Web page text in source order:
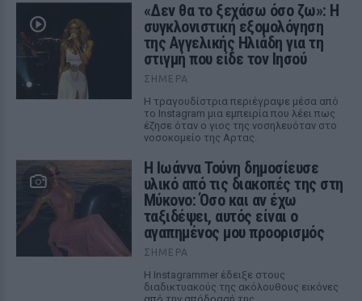
«Δεν θα το ξεχάσω όσο ζω»: Η
συγκλονιστική εξομολόγηση
της Αγγελικής Ηλιάδη για τη
στιγμή που είδε τον Ιησού
ΣΉΜΕΡΑ
Η τραγουδίστρια περιέγραψε μέσα από
το Instagram μια εμπειρία που λέει πως
έζησε όταν ο γιος της νοσηλευόταν στο
νοσοκομείο της Αρτας.
Η Ιωάννα Τούνη δημοσίευσε
υλικό από τις διακοπές της στη
Μύκονο: Όσο και αν έχω
ταξιδέψει, αυτός είναι ο
αγαπημένος μου προορισμός
ΣΉΜΕΡΑ
Η Instagrammer έδειξε στους
διαδικτυακούς της ακόλουθους εικόνες